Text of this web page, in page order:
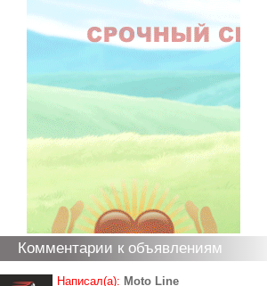
Комментарии к объявлениям
Написал(а): Moto Line